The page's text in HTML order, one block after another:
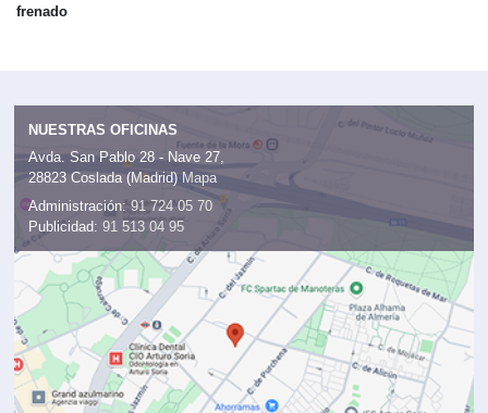
frenado
NUESTRAS OFICINAS
Avda. San Pablo 28 - Nave 27,
28823 Coslada (Madrid) Mapa
Administración: 91 724 05 70
Publicidad: 91 513 04 95